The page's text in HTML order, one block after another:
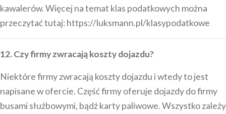
kawalerów. Więcej na temat klas podatkowych można
przeczytać tutaj:https://luksmann.pl/klasypodatkowe
12. Czy firmy zwracają koszty dojazdu?
Niektóre firmy zwracają koszty dojazdu i wtedy to jest
napisane w ofercie. Część firmy oferuje dojazdy do firmy
busami służbowymi, bądź karty paliwowe. Wszystko zależy